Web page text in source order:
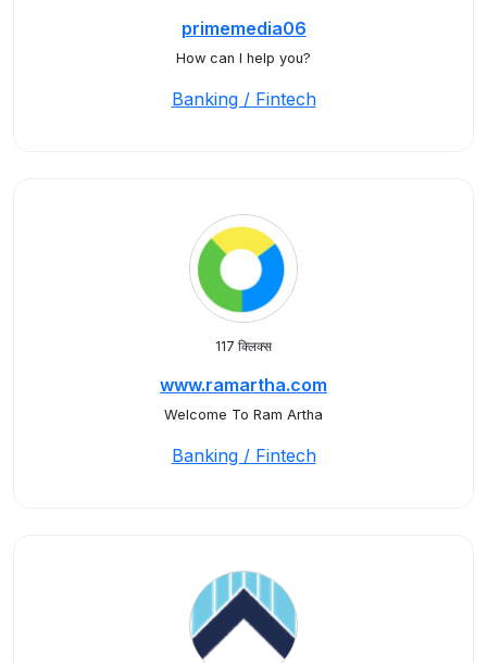
primemedia06
How can I help you?
Banking / Fintech
117 क्लिक्स
www.ramartha.com
Welcome To Ram Artha
Banking / Fintech